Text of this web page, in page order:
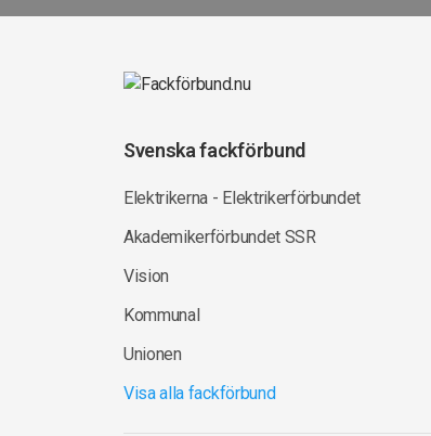
Svenska fackförbund
Elektrikerna - Elektrikerförbundet
Akademikerförbundet SSR
Vision
Kommunal
Unionen
Visa alla fackförbund